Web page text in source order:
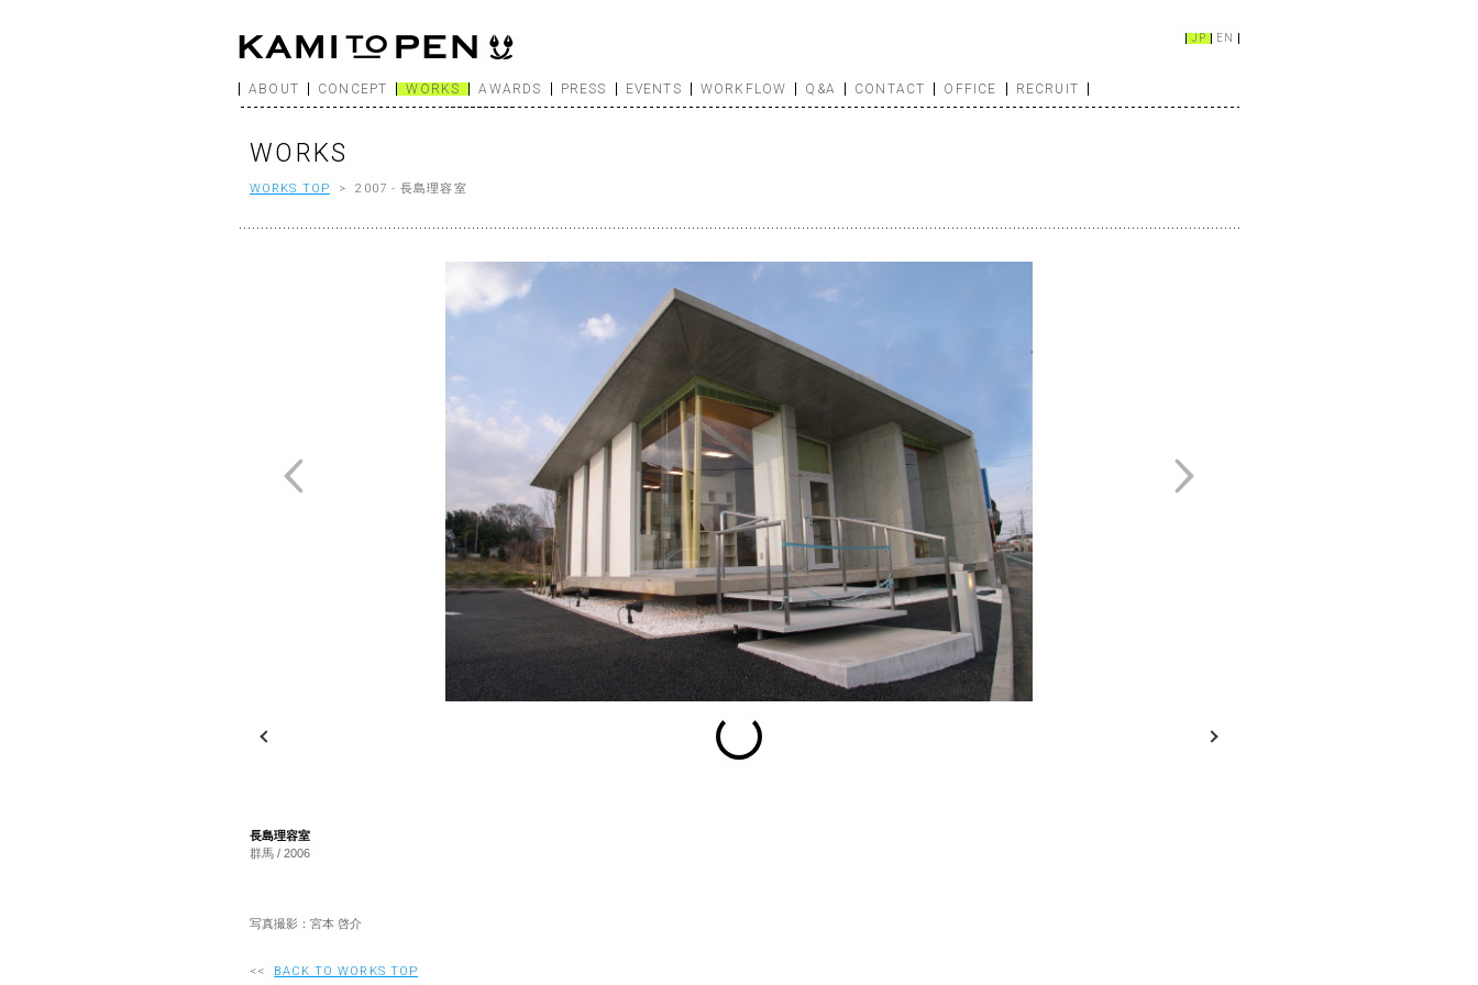
ABOUT CONCEPT WORKS AWARDS PRESS EVENTS WORKFLOW Q&A CONTACT OFFICE RECRUIT
EN
JP
WORKS
WORKS TOP > 2007 - 長島理容室
Previous
長島理容室
群馬 / 2006
写真撮影：宮本 啓介
<< BACK TO WORKS TOP